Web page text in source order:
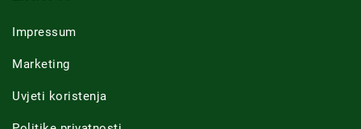
Impressum
Marketing
Uvjeti koristenja